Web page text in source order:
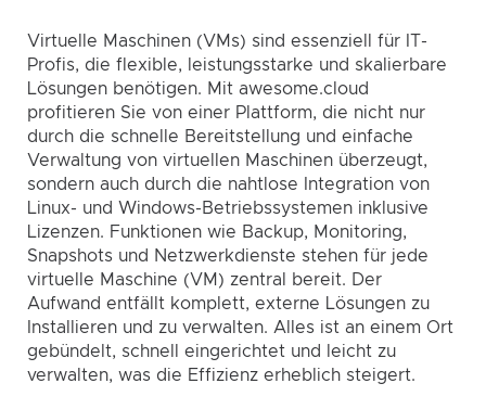
Virtuelle Maschinen (VMs) sind essenziell für IT-
Profis, die flexible, leistungsstarke und skalierbare
Lösungen benötigen. Mit awesome.cloud
profitieren Sie von einer Plattform, die nicht nur
durch die schnelle Bereitstellung und einfache
Verwaltung von virtuellen Maschinen überzeugt,
sondern auch durch die nahtlose Integration von
Linux- und Windows-Betriebssystemen inklusive
Lizenzen. Funktionen wie Backup, Monitoring,
Snapshots und Netzwerkdienste stehen für jede
virtuelle Maschine (VM) zentral bereit. Der
Aufwand entfällt komplett, externe Lösungen zu
Installieren und zu verwalten. Alles ist an einem Ort
gebündelt, schnell eingerichtet und leicht zu
verwalten, was die Effizienz erheblich steigert.